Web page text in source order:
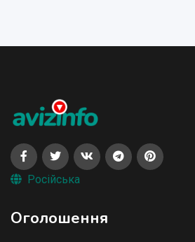
Російська
Оголошення